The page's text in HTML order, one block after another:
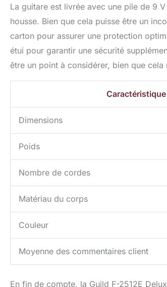
La guitare est livrée avec une pile de 9
housse. Bien que cela puisse être un
carton pour assurer une protection
étui pour garantir une sécurité
être un point à considérer, bien que cela
Caractéristique
Dimensions
Poids
Nombre de cordes
Matériau du corps
Couleur
Moyenne des commentaires client
En fin de compte, la Guild F-2512E